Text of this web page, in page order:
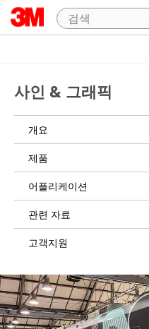
Close
unless
indicated
optional
Message
Email
Address
사인 & 그래픽
개요
제품
어플리케이션
관련 자료
고객지원